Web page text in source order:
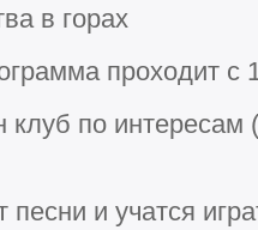
в горах
проходит с
по интересам
и учатся